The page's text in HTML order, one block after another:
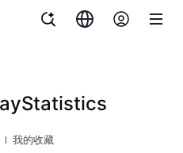
我的收藏